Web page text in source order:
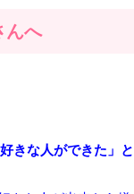
んへ
好きな人ができた」と